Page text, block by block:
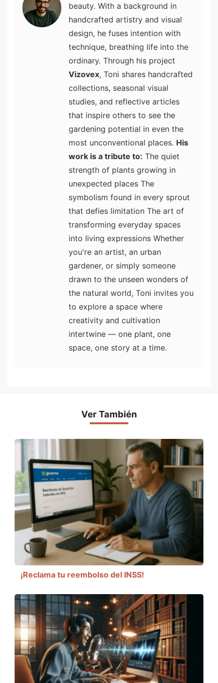
beauty. With a background in
handcrafted artistry and visual
design, he fuses intention with
technique, breathing life into the
ordinary. Through his project
Vizovex, Toni shares handcrafted
collections, seasonal visual
studies, and reflective articles
that inspire others to see the
gardening potential in even the
most unconventional places. His
work is a tribute to: The quiet
strength of plants growing in
unexpected places The
symbolism found in every sprout
that defies limitation The art of
transforming everyday spaces
into living expressions Whether
you're an artist, an urban
gardener, or simply someone
drawn to the unseen wonders of
the natural world, Toni invites you
to explore a space where
creativity and cultivation
intertwine — one plant, one
space, one story at a time.
Ver También
¡Reclama tu reembolso del INSS!